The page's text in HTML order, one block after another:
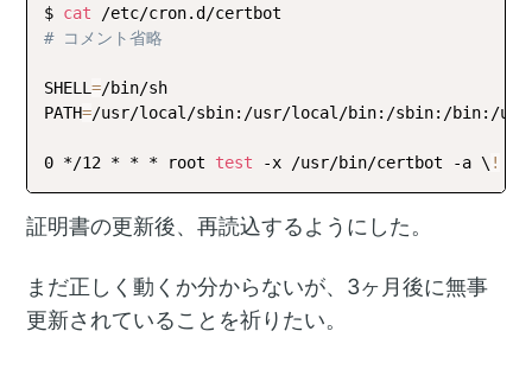
$ cat
# コメント省略
SHELL=/bin/sh
PATH=/usr/local/sbin:/usr/local/bin:/sbin:/bin:/
0 */12 * * * root test -x /usr/bin/certbot -a \ !
証明書の更新後、再読込するようにした。
まだ正しく動くか分からないが、3ヶ月後に無事
更新されていることを祈りたい。